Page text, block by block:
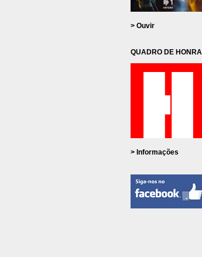
> Ouvir
QUADRO DE HONRA
> Informações